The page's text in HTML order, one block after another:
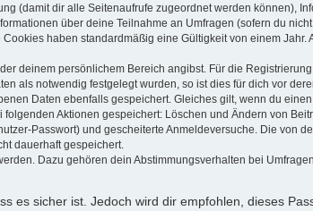
(damit dir alle Seitenaufrufe zugeordnet werden können),
über deine Teilnahme an Umfragen (sofern du
haben standardmäßig eine Gültigkeit von einem
deinem persönlichem Bereich angibst. Für die
als notwendig festgelegt wurden, so ist dies für dich vor
Daten ebenfalls gespeichert. Gleiches gilt, wenn du
Aktionen gespeichert: Löschen und Ändern von
Passwort) und gescheiterte Anmeldeversuche. Die von
dauerhaft gespeichert.
Dazu gehören dein Abstimmungsverhalten bei
es sicher ist. Jedoch wird dir empfohlen, dieses